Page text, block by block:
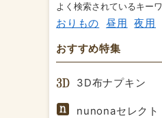
よく検索されているキー
おりもの 昼用 夜用
おすすめ特集
3D布ナプキン
nunonaセレクト